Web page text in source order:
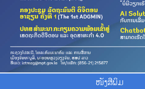
ໜັງສືພິມ